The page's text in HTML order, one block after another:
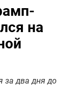
на
за два дня до